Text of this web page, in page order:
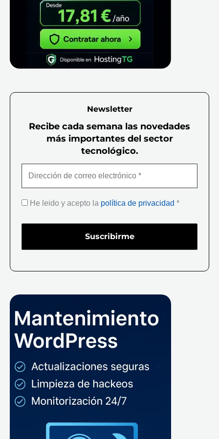
Newsletter
Recibe cada semana las novedades
más importantes del sector
tecnológico.
He leido y acepto la política de privacidad *